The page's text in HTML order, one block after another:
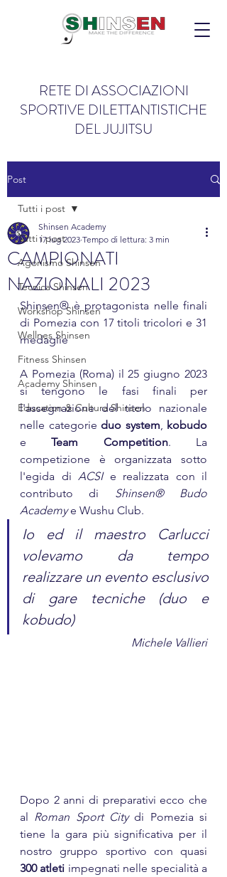
RETE DI ASSOCIAZIONI
SPORTIVE DILETTANTISTICHE
DEL JUJITSU
Post
Tutti i post
Agonismo Shinsen
Tecnica Shinsen
Workshop Shinsen
Wellnes Shinsen
Fitness Shinsen
Academy Shinsen
Education & Cultura Shinsen
Tutti i post
CAMPIONATI
NAZIONALI 2023
Shinsen Academy
17 lug 2023 Tempo di lettura: 3 min
Shinsen® è protagonista nelle finali
di Pomezia con 17 titoli tricolori e 31
medaglie
A Pomezia (Roma) il 25 giugno 2023
si tengono le fasi finali per
l'assegnazione del titolo nazionale
nelle categorie duo system, kobudo
e Team Competition. La
competizione è organizzata sotto
l'egida di ACSI e realizzata con il
contributo di Shinsen® Budo
Academy e Wushu Club.
Io ed il maestro Carlucci
volevamo da tempo
realizzare un evento esclusivo
di gare tecniche (duo e
kobudo)
Michele Vallieri
Dopo 2 anni di preparativi ecco che
al Roman Sport City di Pomezia si
tiene la gara più significativa per il
300 atleti impegnati nelle specialità a